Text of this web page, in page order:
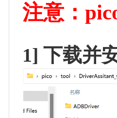
注意：
1] 下载并